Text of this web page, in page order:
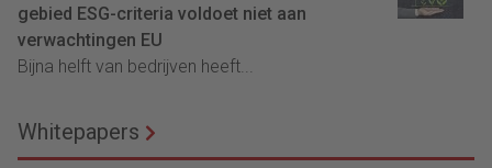
gebied ESG-criteria voldoet niet aan
verwachtingen EU
Bijna helft van bedrijven heeft...
Whitepapers